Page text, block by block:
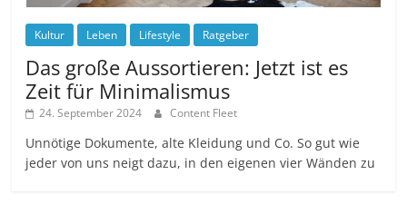
Kultur Leben Lifestyle Ratgeber
Das große Aussortieren: Jetzt ist es
Zeit für Minimalismus
24. September 2024 Content Fleet
Unnötige Dokumente, alte Kleidung und Co. So gut wie
jeder von uns neigt dazu, in den eigenen vier Wänden zu